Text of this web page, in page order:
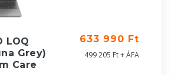
LOQ
Grey)
Care
633 990 Ft
499 205 Ft + ÁFA